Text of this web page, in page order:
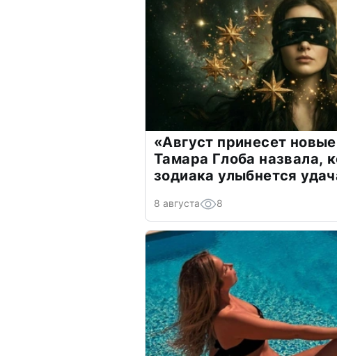
«Август принесет
Тамара Глоба назвала,
зодиака улыбнется
8 августа 8